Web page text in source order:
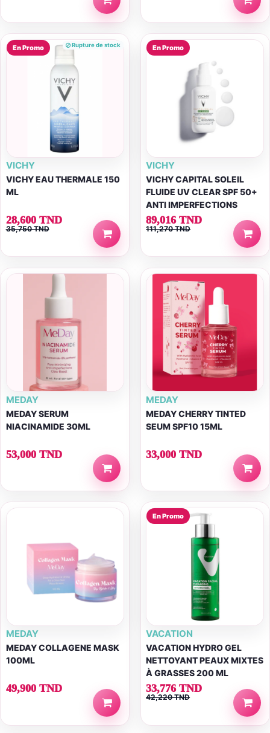
En Promo Rupture de stock
VICHY
VICHY EAU THERMALE 150
ML
28,600 TND
35,750 TND
En Promo
VICHY
VICHY CAPITAL SOLEIL
FLUIDE UV CLEAR SPF 50+
ANTI IMPERFECTIONS
89,016 TND
111,270 TND
MEDAY
MEDAY SERUM
NIACINAMIDE 30ML
53,000 TND
MEDAY
MEDAY CHERRY TINTED
SEUM SPF10 15ML
33,000 TND
MEDAY
MEDAY COLLAGENE MASK
100ML
49,900 TND
En Promo
VACATION
VACATION HYDRO GEL
NETTOYANT PEAUX MIXTES
À GRASSES 200 ML
33,776 TND
42,220 TND